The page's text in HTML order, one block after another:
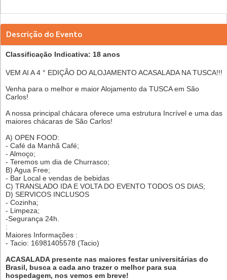
Descrição do Evento
Classificação Indicativa: 18 anos
VEM AI A 4 ° EDIÇÃO DO ALOJAMENTO ACASALADA NA TUSCA!!!
Venha para o melhor e maior Alojamento da TUSCA em São
Carlos!
A nossa principal chácara oferece uma estrutura Incrível e uma das
maiores chácaras de São Carlos!
A) OPEN FOOD:
- Café da Manhã Café;
- Almoço;
- Teremos um dia de Churrasco;
B) Agua Free;
- Bar Local e vendas de bebidas
C) TRANSLADO IDA E VOLTA DO EVENTO TODOS OS DIAS;
D) SERVICOS INCLUSOS
- Cozinha;
- Limpeza;
-Segurança 24h.
:
Maiores Informações :
- Tacio: 16981405578 (Tacio)
ACASALADA presente nas maiores festar universitárias do
Brasil, busca a cada ano trazer o melhor para sua
hospedagem, nos vemos em breve!